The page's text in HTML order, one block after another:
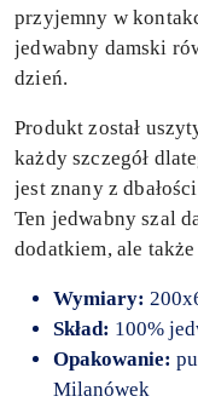
przyjemny w
jedwabny damski
dzień.
Produkt został
każdy szczegół
jest znany z
Ten jedwabny szal
dodatkiem, ale
Wymiary:
Skład: 100%
Opakowanie:
Milanówek